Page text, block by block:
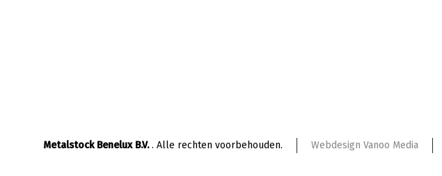
Metalstock Benelux B.V.. Alle rechten voorbehouden. Webdesign Vanoo Media